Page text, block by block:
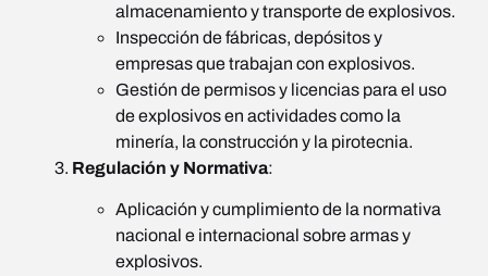
almacenamiento y transporte de explosivos.
Inspección de fábricas, depósitos y
empresas que trabajan con explosivos.
Gestión de permisos y licencias para el uso
de explosivos en actividades como la
minería, la construcción y la pirotecnia.
Regulación y Normativa:
Aplicación y cumplimiento de la normativa
nacional e internacional sobre armas y
explosivos.